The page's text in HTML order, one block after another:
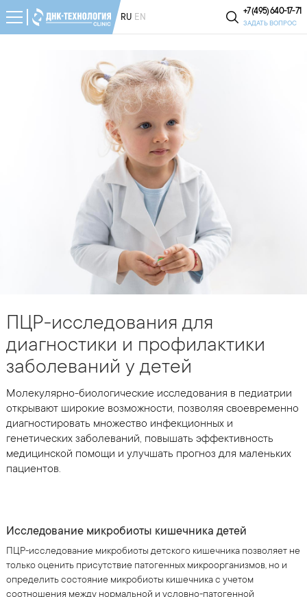
RU EN
+7 (495) 640-17-71
ЗАДАТЬ ВОПРОС
ПЦР-исследования для
диагностики и профилактики
заболеваний у детей
Молекулярно-биологические исследования в педиатрии
открывают широкие возможности, позволяя своевременно
диагностировать множество инфекционных и
генетических заболеваний, повышать эффективность
медицинской помощи и улучшать прогноз для маленьких
пациентов.
Исследование микробиоты кишечника детей
ПЦР-исследование микробиоты детского кишечника позволяет не
только оценить присутствие патогенных микроорганизмов, но и
определить состояние микробиоты кишечника с учетом
соотношения между нормальной и условно-патогенной